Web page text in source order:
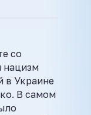
со
нацизм
в Украине
В самом